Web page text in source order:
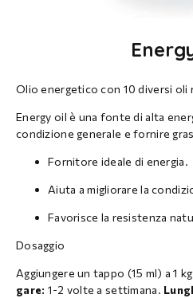
Olio energetico con 10 diversi oli
Energy oil è una fonte di alta
condizione generale e fornire
Fornitore ideale di energia.
Aiuta a migliorare la
Favorisce la resistenza
Dosaggio
Aggiungere un tappo (15 ml) a 1
gare: 1-2 volte a settimana.